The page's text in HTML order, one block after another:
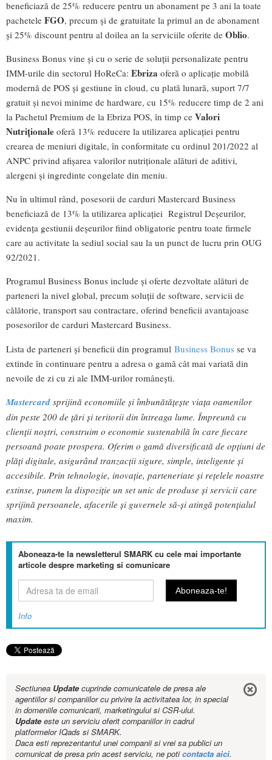
beneficiază de 25% reducere pentru un abonament pe 3 ani la toate
pachetele FGO, precum și de gratuitate la primul an de abonament
și 25% discount pentru al doilea an la serviciile oferite de Oblio.
Business Bonus vine și cu o serie de soluții personalizate pentru
IMM-urile din sectorul HoReCa: Ebriza oferă o aplicație mobilă
modernă de POS și gestiune în cloud, cu plată lunară, suport 7/7
gratuit și nevoi minime de hardware, cu 15% reducere timp de 2 ani
la Pachetul Premium de la Ebriza POS, în timp ce Valori
Nutriționale oferă 13% reducere la utilizarea aplicației pentru
crearea de meniuri digitale, în conformitate cu ordinul 201/2022 al
ANPC privind afișarea valorilor nutriționale alături de aditivi,
alergeni și ingredinte congelate din meniu.
Nu în ultimul rând, posesorii de carduri Mastercard Business
beneficiază de 13% la utilizarea aplicației Registrul Deșeurilor,
evidența gestiunii deșeurilor fiind obligatorie pentru toate firmele
care au activitate la sediul social sau la un punct de lucru prin OUG
92/2021.
Programul Business Bonus include și oferte dezvoltate alături de
parteneri la nivel global, precum soluții de software, servicii de
călătorie, transport sau contractare, oferind beneficii avantajoase
posesorilor de carduri Mastercard Business.
Lista de parteneri și beneficii din programul Business Bonus se va
extinde în continuare pentru a adresa o gamă cât mai variată din
nevoile de zi cu zi ale IMM-urilor românești.
Mastercard sprijină economiile și îmbunătățește viața oamenilor
din peste 200 de țări și teritorii din întreaga lume. Împreună cu
clienții noștri, construim o economie sustenabilă în care fiecare
persoană poate prospera. Oferim o gamă diversificată de opțiuni de
plăți digitale, asigurând tranzacții sigure, simple, inteligente și
accesibile. Prin tehnologie, inovație, parteneriate și rețelele noastre
extinse, punem la dispoziție un set unic de produse și servicii care
sprijină persoanele, afacerile și guvernele să-și atingă potențialul
maxim.
Aboneaza-te la newsletterul SMARK cu cele mai importante
articole despre marketing si comunicare
Info
Sectiunea Updatecuprinde comunicatele de presa ale
agentiilor si companiilor cu privire la activitatea lor, in special
in domeniile comunicarii, marketingului si CSR-ului.
Updateeste un serviciu oferit companiilor in cadrul
platformelor IQads si SMARK.
Daca esti reprezentantul unei companii si vrei sa publici un
comunicat de presa prin acest serviciu, ne poticontacta aici.